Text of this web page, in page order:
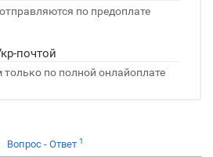
по предоплате
почтой
по полной онлайоплате
Вопрос - Ответ 1